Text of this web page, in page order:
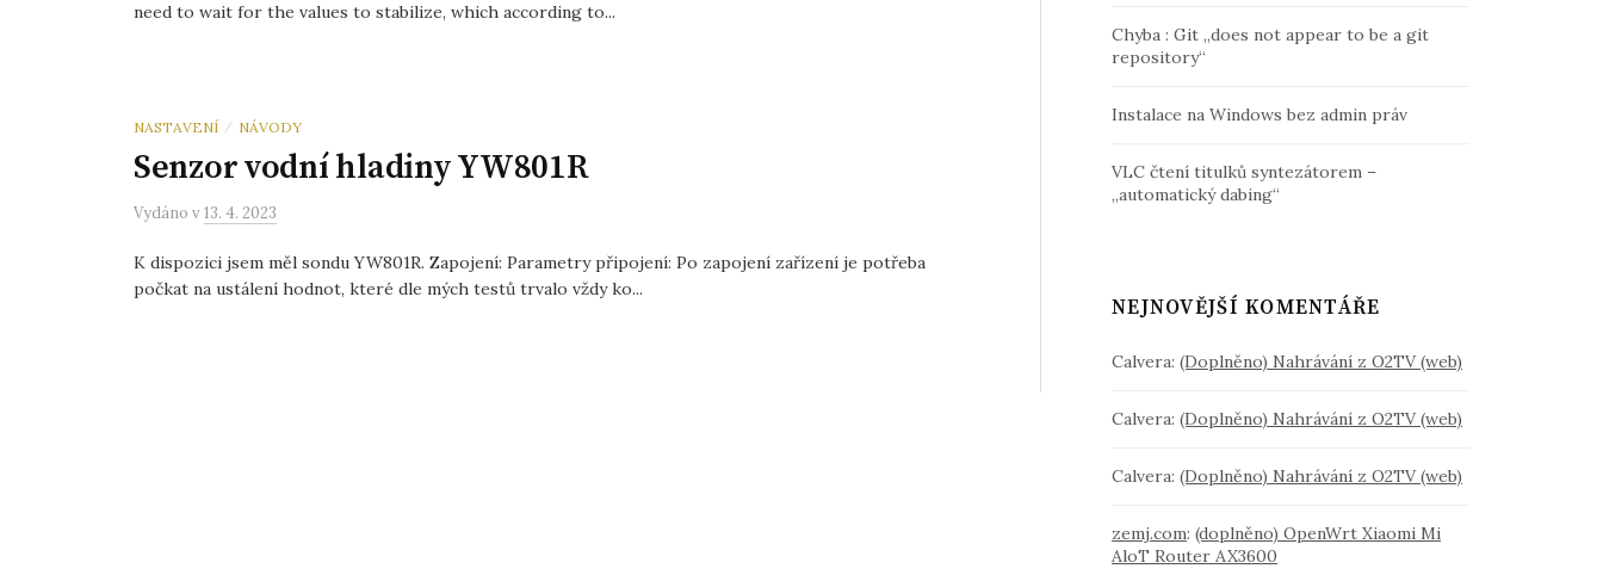
need to wait for the values to stabilize, which according to...
NASTAVENÍ / NÁVODY
Senzor vodní hladiny YW801R
Vydáno v13. 4. 2023
K dispozici jsem měl sondu YW801R. Zapojení: Parametry připojení: Po zapojení zařízení je potřeba
počkat na ustálení hodnot, které dle mých testů trvalo vždy ko...
Chyba : Git „does not appear to be a git
repository“
Instalace na Windows bez admin práv
VLC čtení titulků syntezátorem –
„automatický dabing“
NEJNOVĚJŠÍ KOMENTÁŘE
Calvera:(Doplněno) Nahrávání z O2TV (web)
Calvera:(Doplněno) Nahrávání z O2TV (web)
Calvera:(Doplněno) Nahrávání z O2TV (web)
zemj.com:(doplněno) OpenWrt Xiaomi Mi
AloT Router AX3600